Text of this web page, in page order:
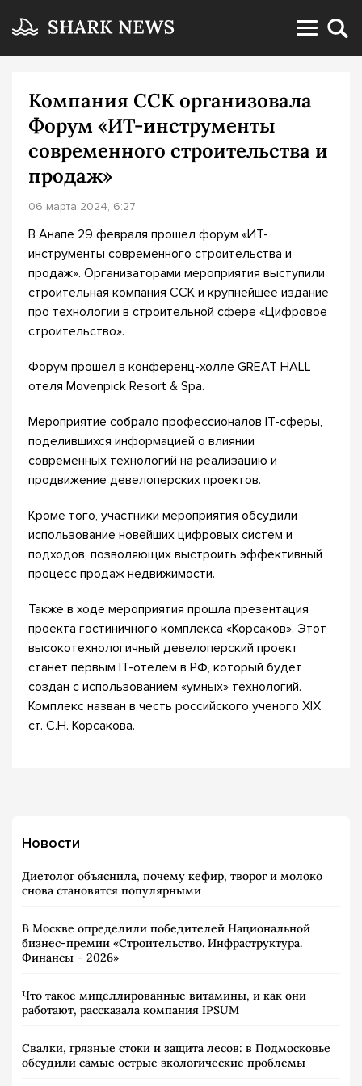
Компания ССК организовала
Форум «ИТ-инструменты
современного строительства и
продаж»
06 марта 2024, 6:27
В Анапе 29 февраля прошел форум «ИТ-
инструменты современного строительства и
продаж». Организаторами мероприятия выступили
строительная компания ССК и крупнейшее издание
про технологии в строительной сфере «Цифровое
строительство».
Форум прошел в конференц-холле GREAT HALL
отеля Movenpick Resort & Spa.
Мероприятие собрало профессионалов IT-сферы,
поделившихся информацией о влиянии
современных технологий на реализацию и
продвижение девелоперских проектов.
Кроме того, участники мероприятия обсудили
использование новейших цифровых систем и
подходов, позволяющих выстроить эффективный
процесс продаж недвижимости.
Также в ходе мероприятия прошла презентация
проекта гостиничного комплекса «Корсаков». Этот
высокотехнологичный девелоперский проект
станет первым IT-отелем в РФ, который будет
создан с использованием «умных» технологий.
Комплекс назван в честь российского ученого XIX
ст. С.Н. Корсакова.
Новости
Диетолог объяснила, почему кефир, творог и молоко
снова становятся популярными
В Москве определили победителей Национальной
бизнес-премии «Строительство. Инфраструктура.
Финансы – 2026»
Что такое мицеллированные витамины, и как они
работают, рассказала компания IPSUM
Свалки, грязные стоки и защита лесов: в Подмосковье
обсудили самые острые экологические проблемы